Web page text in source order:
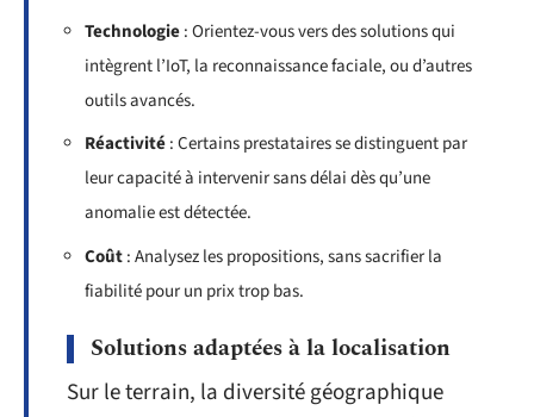
Technologie: Orientez-vous vers des solutions qui
intègrent l’IoT, la reconnaissance faciale, ou d’autres
outils avancés.
Réactivité: Certains prestataires se distinguent par
leur capacité à intervenir sans délai dès qu’une
anomalie est détectée.
Coût: Analysez les propositions, sans sacrifier la
fiabilité pour un prix trop bas.
Solutions adaptées à la localisation
Sur le terrain, la diversité géographique